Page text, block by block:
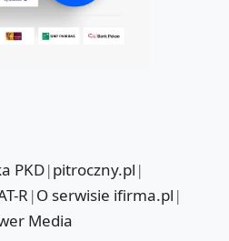
PKD|pitroczny.pl |
R |O serwisie ifirma.pl |
Media